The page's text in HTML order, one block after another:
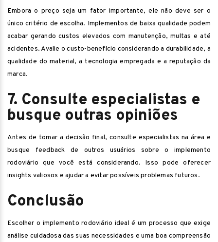
Embora o preço seja um fator importante, ele não deve ser o
único critério de escolha. Implementos de baixa qualidade podem
acabar gerando custos elevados com manutenção, multas e até
acidentes. Avalie o custo-benefício considerando a durabilidade, a
qualidade do material, a tecnologia empregada e a reputação da
marca.
7. Consulte especialistas e
busque outras opiniões
Antes de tomar a decisão final, consulte especialistas na área e
busque feedback de outros usuários sobre o implemento
rodoviário que você está considerando. Isso pode oferecer
insights valiosos e ajudar a evitar possíveis problemas futuros.
Conclusão
Escolher o implemento rodoviário ideal é um processo que exige
análise cuidadosa das suas necessidades e uma boa compreensão